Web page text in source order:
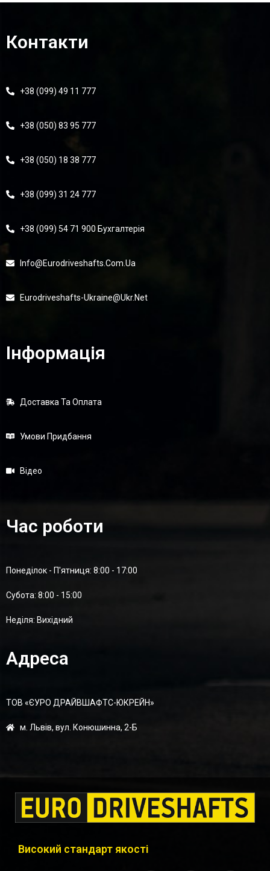
Контакти
+38 (099) 49 11 777
+38 (050) 83 95 777
+38 (050) 18 38 777
+38 (099) 31 24 777
+38 (099) 54 71 900 Бухгалтерія
Info@eurodriveshafts.com.ua
Eurodriveshafts-Ukraine@ukr.net
Інформація
Доставка Та Оплата
Умови Придбання
Відео
Час роботи
Понеділок - П'ятниця: 8:00 - 17:00
Суботa: 8:00 - 15:00
Неділя: Вихідний
Адреса
ТОВ «ЄУРО ДРАЙВШАФТC-ЮКРЕЙН»
м. Львів, вул. Конюшинна, 2-Б
Високий стандарт якості